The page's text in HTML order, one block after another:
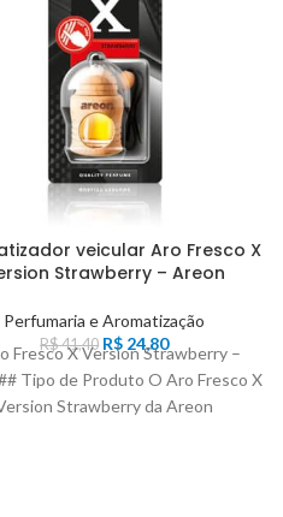
veicular Aro Fresco X
Strawberry – Areon
Perfumaria e Aromatização
R$41,40 R$ 24,80
Fresco X Version Strawberry –
Tipo de Produto O Aro Fresco X
Strawberry da Areon